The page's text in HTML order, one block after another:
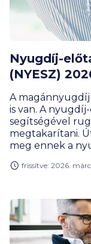
Nyugdíj-
(NYESZ)
A
is van. A
segítségével
megtakarítani.
meg ennek a
frissítve: 2026.